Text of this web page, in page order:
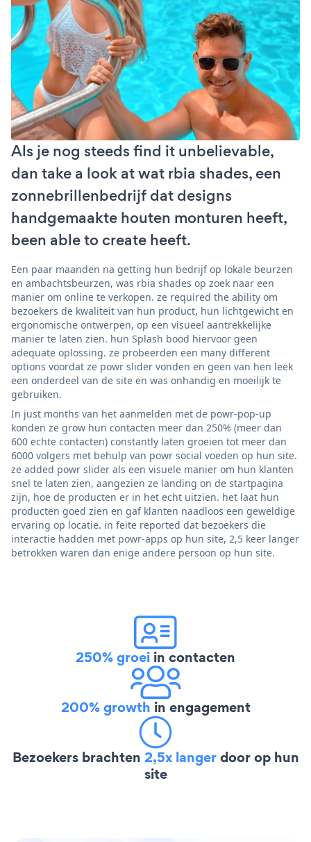
Als je nog steeds find it unbelievable,
dan take a look at wat rbia shades, een
zonnebrillenbedrijf dat designs
handgemaakte houten monturen heeft,
been able to create heeft.
Een paar maanden na getting hun bedrijf op lokale beurzen
en ambachtsbeurzen, was rbia shades op zoek naar een
manier om online te verkopen. ze required the ability om
bezoekers de kwaliteit van hun product, hun lichtgewicht en
ergonomische ontwerpen, op een visueel aantrekkelijke
manier te laten zien. hun Splash bood hiervoor geen
adequate oplossing. ze probeerden een many different
options voordat ze powr slider vonden en geen van hen leek
een onderdeel van de site en was onhandig en moeilijk te
gebruiken.
In just months van het aanmelden met de powr-pop-up
konden ze grow hun contacten meer dan 250% (meer dan
600 echte contacten) constantly laten groeien tot meer dan
6000 volgers met behulp van powr social voeden op hun site.
ze added powr slider als een visuele manier om hun klanten
snel te laten zien, aangezien ze landing on de startpagina
zijn, hoe de producten er in het echt uitzien. het laat hun
producten goed zien en gaf klanten naadloos een geweldige
ervaring op locatie. in feite reported dat bezoekers die
interactie hadden met powr-apps op hun site, 2,5 keer langer
betrokken waren dan enige andere persoon op hun site.
250% groei in contacten
200% growth in engagement
Bezoekers brachten 2,5x langerdoor op hun
site